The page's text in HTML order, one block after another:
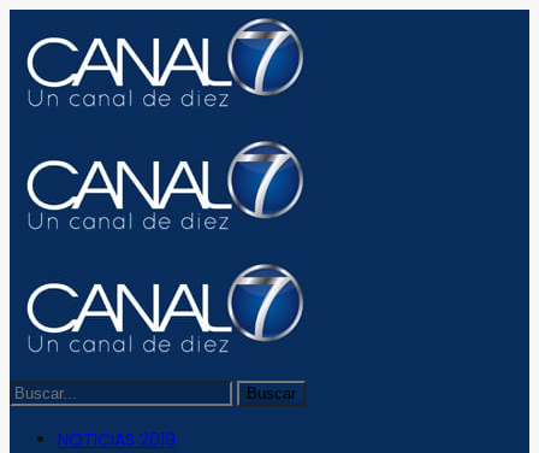
NOTICIAS 2019